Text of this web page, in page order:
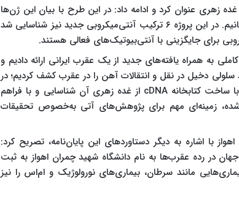
زهری عنوان کرد و ادامه داد: در این طرح با بیان این ژن‌ها
به‌دنبال این بودیم که بتوانیم آن‌ها را به تولید انبوه برسانیم. در این پروژه ۶ ترکیب آنتی‌میکروبی جدید نیز شناسایی شد
برای جایگزینی با آنتی‌بیوتیک‌های فعالی هستند.
به همراه یافته‌های جدید از یک عقرب ایرانی ارائه دادیم و
دخیل در نقل و انتقالات آهن را در عقرب کشف کردیم؛ در
ساخت کتابخانه cDNAاز غده زهری آن شناسایی و با فراهم
زمینه‌ای مهم برای پژوهش‌های آتی به‌خصوص تحقیقات
با اشاره به دیگر دستاوردهای این پایان‌نامه، تصریح کرد:
جهان در رده عقرب‌ها به نام دانشگاه شهید چمران اهواز به ثبت
مانند سرطان، بیماری‌های نورولوژیک و ام‌اس را نیز